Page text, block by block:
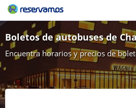
Boletos de autobuses de
Encuentra horarios y precios de